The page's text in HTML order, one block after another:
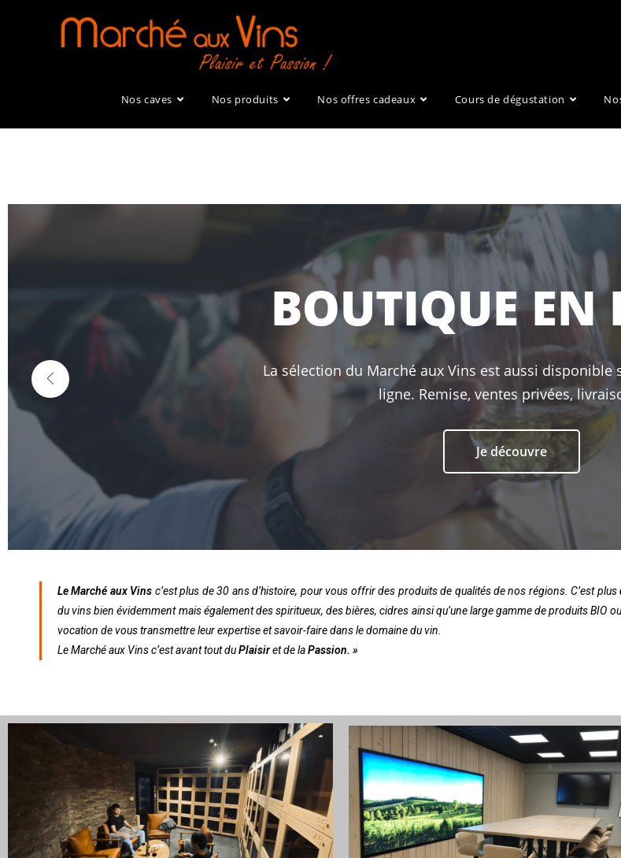
Nos caves Nos produits Nos offres cadeaux Cours de dégustation
BOUTIQUE EN
La sélection du Marché aux Vins est aussi
ligne. Remise, ventes privées,
Je découvre
Le Marché aux Vins c’est plus de 30 ans d’histoire, pour vous offrir des produits de qualités de nos régions. C’est plus
du vins bien évidemment mais également des spiritueux, des bières, cidres ainsi qu’une large gamme de produits BIO
vocation de vous transmettre leur expertise et savoir-faire dans le domaine du vin.
Le Marché aux Vins c’est avant tout duPlaisiret de laPassion. »